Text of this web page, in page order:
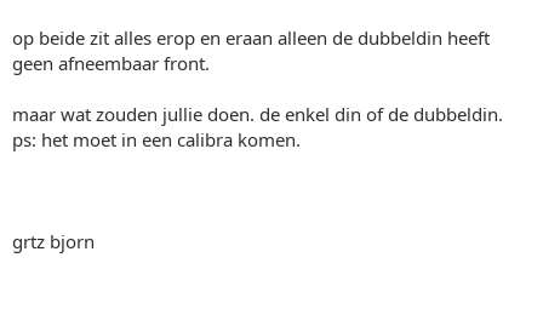
op beide zit alles erop en eraan alleen de dubbeldin heeft
geen afneembaar front.
maar wat zouden jullie doen. de enkel din of de dubbeldin.
ps: het moet in een calibra komen.
grtz bjorn